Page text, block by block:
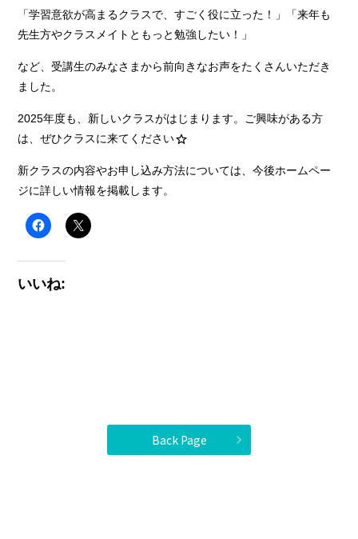
「学習意欲が高まるクラスで、すごく役に立った！」「来年も
先生方やクラスメイトともっと勉強したい！」
など、受講生のみなさまから前向きなお声をたくさんいただき
ました。
2025年度も、新しいクラスがはじまります。ご興味がある方
は、ぜひクラスに来てください
新クラスの内容やお申し込み方法については、今後ホームペー
ジに詳しい情報を掲載します。
いいね:
Back Page